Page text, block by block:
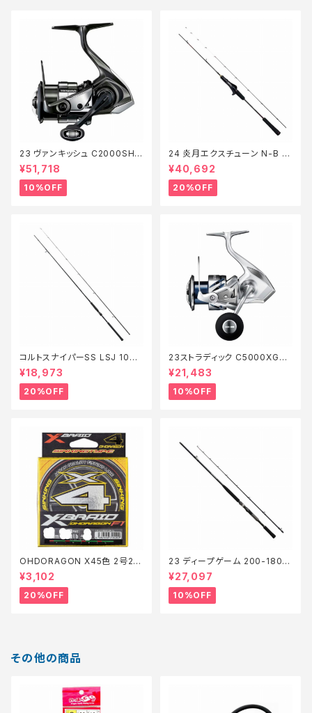
23 ヴァンキッシュ C2000SHG
【継続セール_リール】【10】
¥51,718
10%OFF
24 炎月エクスチューン N-B 51
0ML-FS/LEFT【特価ロッド】【2
0】
¥40,692
20%OFF
コルトスナイパーSS LSJ 100L
【特価ロッド】【20】
¥18,973
20%OFF
23ストラディック C5000XG
【継続セール_リール】【10】
¥21,483
10%OFF
OHDORAGON X45色 2号20
0m28lb【特価仕掛】【20】
¥3,102
20%OFF
23 ディープゲーム 200-180
【継続セール_ロッド】【10】
¥27,097
10%OFF
その他の商品